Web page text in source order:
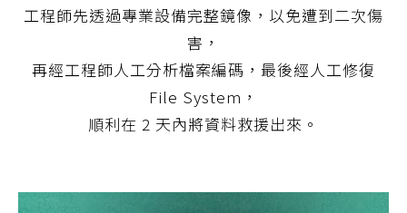
工程師先透過專業設備完整鏡像，以免遭到二次傷
害，
再經工程師人工分析檔案編碼，最後經人工修復
File System，
順利在 2 天內將資料救援出來。